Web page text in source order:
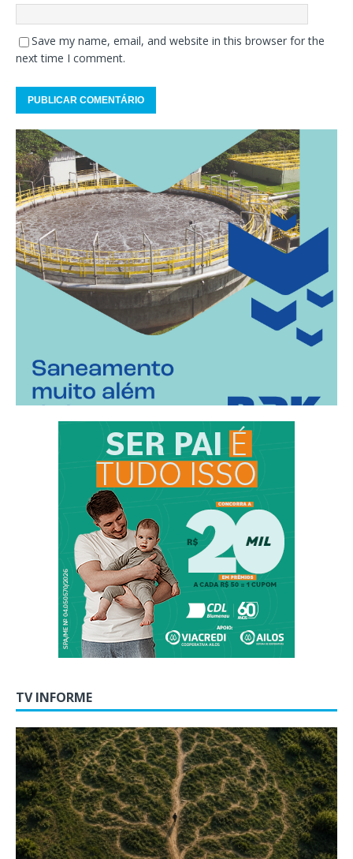
Save my name, email, and website in this browser for the
next time I comment.
TV INFORME